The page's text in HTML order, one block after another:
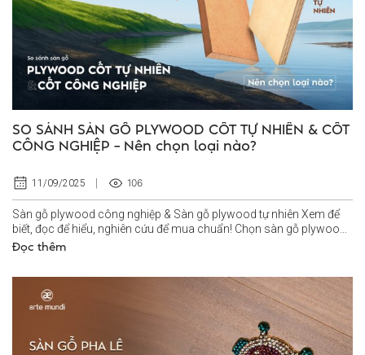
SO SÁNH SÀN GỖ PLYWOOD CỐT TỰ NHIÊN & CỐT
CÔNG NGHIỆP – Nên chọn loại nào?
11/09/2025 106
Sàn gỗ plywood công nghiệp & Sàn gỗ plywood tự nhiên Xem để
biết, đọc để hiểu, nghiên cứu để mua chuẩn! Chọn sàn gỗ plywood
cốt tự nhiên hay...
Đọc thêm